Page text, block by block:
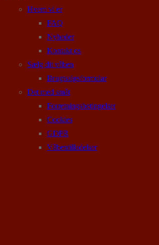
Hvem vi er
FAQ
Nyheder
Kontakt os
Sælg dit våben
Brugtsalgsformular
Det med småt
Forretningsbetingelser
Cookies
GDPR
Våbentilladelser